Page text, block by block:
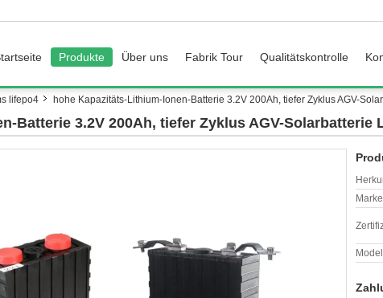
Produkte Über uns Fabrik Tour Qualitätskontrolle
lifepo4 hohe Kapazitäts-Lithium-Ionen-Batterie 3.2V 200Ah, tiefer Zyklus AGV-
Batterie 3.2V 200Ah, tiefer Zyklus AGV-Solarbatterie